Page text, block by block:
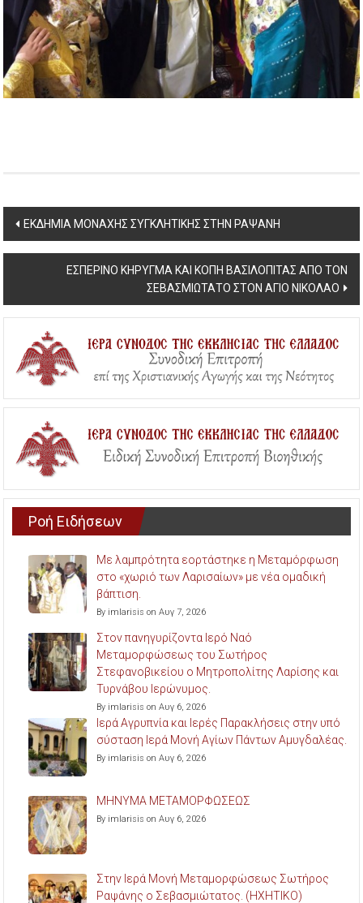
Post
navigation
ΕΚΔΗΜΙΑ ΜΟΝΑΧΗΣ ΣΥΓΚΛΗΤΙΚΗΣ ΣΤΗΝ ΡΑΨΑΝΗ
ΕΣΠΕΡΙΝΟ ΚΗΡΥΓΜΑ ΚΑΙ ΚΟΠΗ ΒΑΣΙΛΟΠΙΤΑΣ ΑΠΟ ΤΟΝ
ΣΕΒΑΣΜΙΩΤΑΤΟ ΣΤΟΝ ΑΓΙΟ ΝΙΚΟΛΑΟ
Ροή Ειδήσεων
Με λαμπρότητα εορτάστηκε η Μεταμόρφωση
στο «χωριό των Λαρισαίων» με νέα ομαδική
βάπτιση.
By imlarisis on Αυγ 7, 2026
Στον πανηγυρίζοντα Ιερό Ναό
Μεταμορφώσεως του Σωτήρος
Στεφανοβικείου ο Μητροπολίτης Λαρίσης και
Τυρνάβου Ιερώνυμος.
By imlarisis on Αυγ 6, 2026
Ιερά Αγρυπνία και Ιερές Παρακλήσεις στην υπό
σύσταση Ιερά Μονή Αγίων Πάντων Αμυγδαλέας.
By imlarisis on Αυγ 6, 2026
ΜΗΝΥΜΑ ΜΕΤΑΜΟΡΦΩΣΕΩΣ
By imlarisis on Αυγ 6, 2026
Στην Ιερά Μονή Μεταμορφώσεως Σωτήρος
Ραψάνης ο Σεβασμιώτατος. (ΗΧΗΤΙΚΟ)